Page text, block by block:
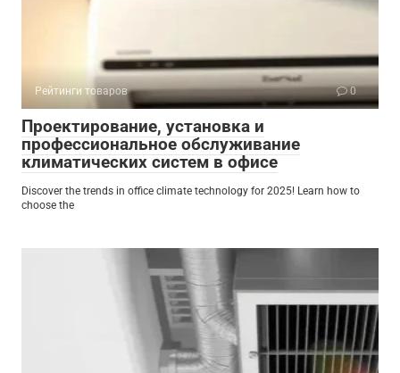
Рейтинги товаров 0
Проектирование, установка и
профессиональное обслуживание
климатических систем в офисе
Discover the trends in office climate technology for 2025! Learn how to
choose the